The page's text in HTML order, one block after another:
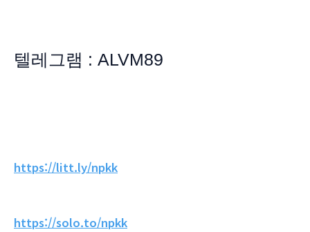
텔레그램 : ALVM89
https://litt.ly/npkk
https://solo.to/npkk